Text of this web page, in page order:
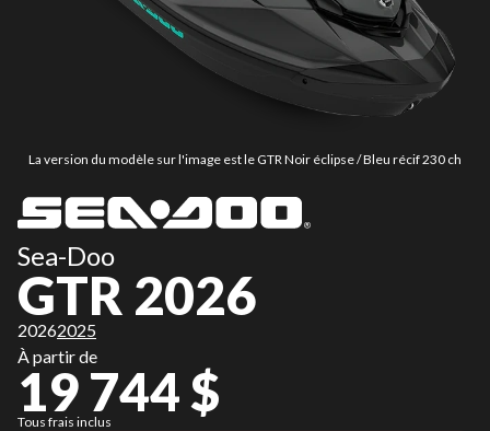
La version du modèle sur l'image est le GTR Noir éclipse / Bleu récif 230 ch
Sea-Doo
GTR 2026
20262025
À partir de
19 744 $
Tous frais inclus